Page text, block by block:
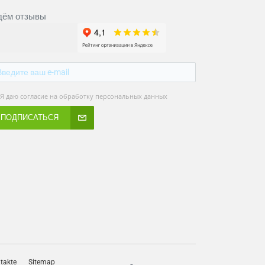
отзывы
Я даю согласие на обработку персональных данных
ПОДПИСАТЬСЯ
Sitemap